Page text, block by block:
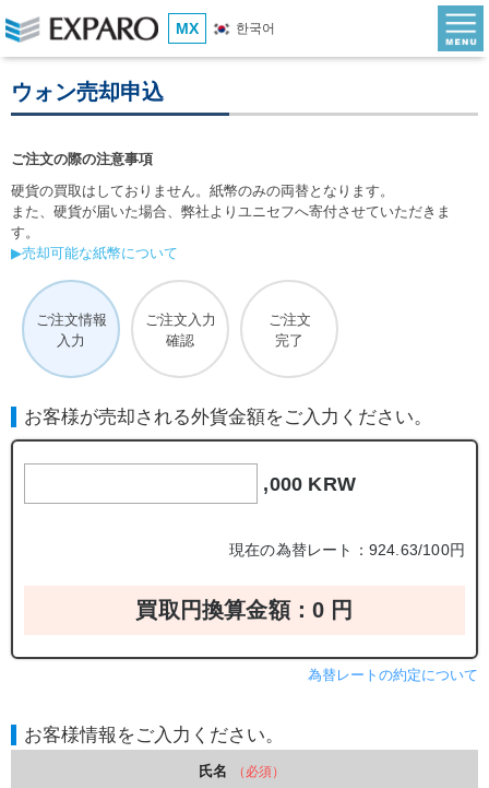
MX 한국어
ウォン売却申込
ご注文の際の注意事項
硬貨の買取はしておりません。紙幣のみの両替となります。
また、硬貨が届いた場合、弊社よりユニセフへ寄付させていただきま
す。
▶売却可能な紙幣について
ご注文情報
入力
ご注文入力
確認
ご注文
完了
お客様が売却される外貨金額をご入力ください。
,000 KRW
現在の為替レート：924.63/100円
買取円換算金額： 0 円
為替レートの約定について
お客様情報をご入力ください。
氏名 （必須）